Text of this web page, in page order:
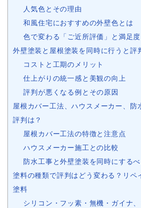
人気色とその理由
和風住宅におすすめの外壁色とは
色で変わる「ご近所評価」と満足度
外壁塗装と屋根塗装を同時に行うと評
コストと工期のメリット
仕上がりの統一感と美観の向上
評判が悪くなる例とその原因
屋根カバー工法、ハウスメーカー、
評判は？
屋根カバー工法の特徴と注意点
ハウスメーカー施工との比較
防水工事と外壁塗装を同時にする
塗料の種類で評判はどう変わる？リペ
塗料
シリコン・フッ素・無機・ガイナ